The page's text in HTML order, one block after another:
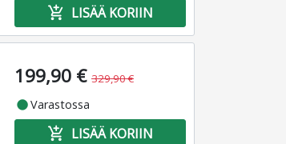
add_shopping_cart LISÄÄ KORIIN
199,90 € 329,90 €
fiber_manual_recordVarastossa
add_shopping_cart LISÄÄ KORIIN